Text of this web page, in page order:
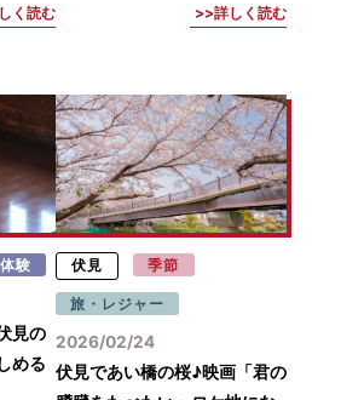
く読む 詳しく読む
体験
見の
める
伏見 季節
旅・レジャー
2026/02/24
伏見であい橋の桜♪映画「君の